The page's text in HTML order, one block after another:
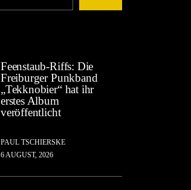
Feenstaub-Riffs: Die
Freiburger Punkband
„Tekknobier“ hat ihr
erstes Album
veröffentlicht
PAUL TSCHIERSKE
6 AUGUST, 2026